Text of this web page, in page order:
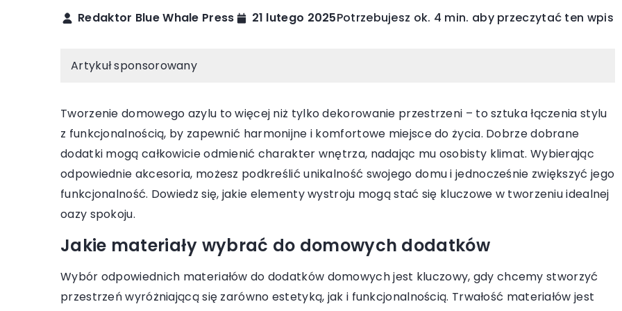
Redaktor Blue Whale Press 21 lutego 2025Potrzebujesz ok. 4 min. aby przeczytać ten wpis
Artykuł sponsorowany
Tworzenie domowego azylu to więcej niż tylko dekorowanie przestrzeni – to sztuka łączenia stylu
z funkcjonalnością, by zapewnić harmonijne i komfortowe miejsce do życia. Dobrze dobrane
dodatki mogą całkowicie odmienić charakter wnętrza, nadając mu osobisty klimat. Wybierając
odpowiednie akcesoria, możesz podkreślić unikalność swojego domu i jednocześnie zwiększyć jego
funkcjonalność. Dowiedz się, jakie elementy wystroju mogą stać się kluczowe w tworzeniu idealnej
oazy spokoju.
Jakie materiały wybrać do domowych dodatków
Wybór odpowiednich materiałów do dodatków domowych jest kluczowy, gdy chcemy stworzyć
przestrzeń wyróżniającą się zarówno estetyką, jak i funkcjonalnością. Trwałość materiałów jest
AKCESORIA WOLNY CZAS
13 października 2023
Jak wybrać idealny leżak do twojego
ogrodu – poradnik dla miłośników
relaksu na świeżym powietrzu
Odkryj sekrety wyboru idealnego leżaka
ogrodowego, które zmienią twoją
INNE
05 lutego 2026
Jak wybrać idealną kołdrę dla dziecka
Odkryj kluczowe aspekty wyboru kołder
dla dzieci z delikatną skórą. Dowiedz się,
jakie materiały są najlepsze i czym
Wirtualne
komfortowe
domu
Odkryj, jak